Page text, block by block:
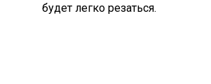
будет легко резаться.